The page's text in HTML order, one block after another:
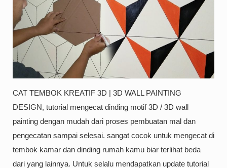
CAT TEMBOK KREATIF 3D | 3D WALL PAINTING
DESIGN, tutorial mengecat dinding motif 3D / 3D wall
painting dengan mudah dari proses pembuatan mal dan
pengecatan sampai selesai. sangat cocok untuk mengecat di
tembok kamar dan dinding rumah kamu biar terlihat beda
dari yang lainnya. Untuk selalu mendapatkan update tutorial